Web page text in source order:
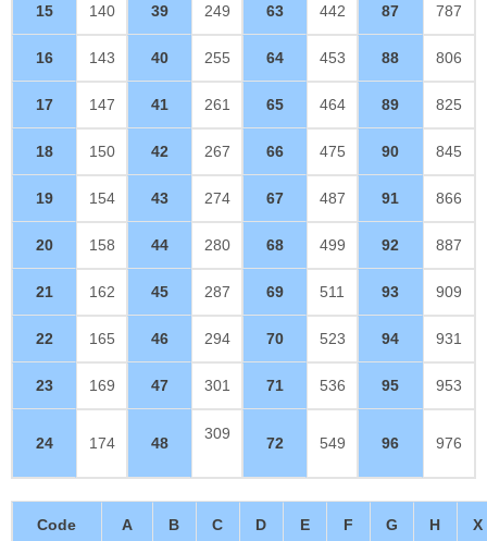
15 140 39 249 63 442 87 787
16 143 40 255 64 453 88 806
17 147 41 261 65 464 89 825
18 150 42 267 66 475 90 845
19 154 43 274 67 487 91 866
20 158 44 280 68 499 92 887
21 162 45 287 69 511 93 909
22 165 46 294 70 523 94 931
23 169 47 301 71 536 95 953
24 174 48
309
72 549 96 976
Code A B C D E F G H X